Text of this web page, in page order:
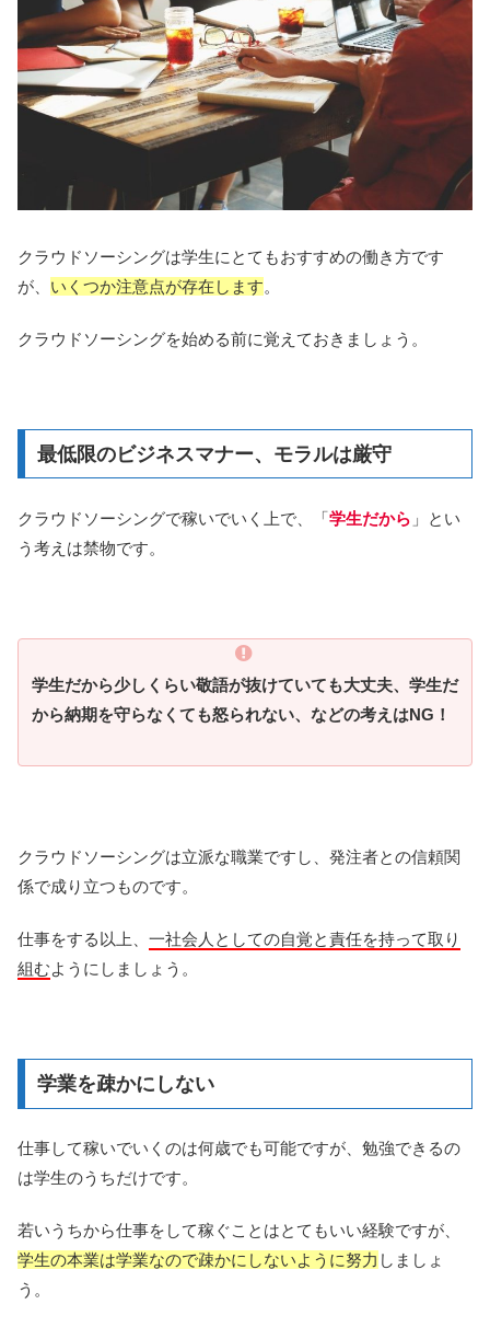
クラウドソーシングは学生にとてもおすすめの働き方です
が、 いくつか注意点が存在します。
クラウドソーシングを始める前に覚えておきましょう。
最低限のビジネスマナー、モラルは厳守
クラウドソーシングで稼いでいく上で、「学生だから 」とい
う考えは禁物です。
学生だから少しくらい敬語が抜けていても大丈夫、学生だ
から納期を守らなくても怒られない、などの考えはNG！
クラウドソーシングは立派な職業ですし、発注者との信頼関
係で成り立つものです。
仕事をする以上、 一社会人としての自覚と責任を持って取り
組むようにしましょう。
学業を疎かにしない
仕事して稼いでいくのは何歳でも可能ですが、勉強できるの
は学生のうちだけです。
若いうちから仕事をして稼ぐことはとてもいい経験ですが、
学生の本業は学業なので疎かにしないように努力 しましょ
う。